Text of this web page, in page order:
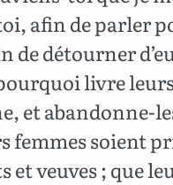
afin de parler
de détourner
livre
et abandonne-
femmes soient
et veuves ; que